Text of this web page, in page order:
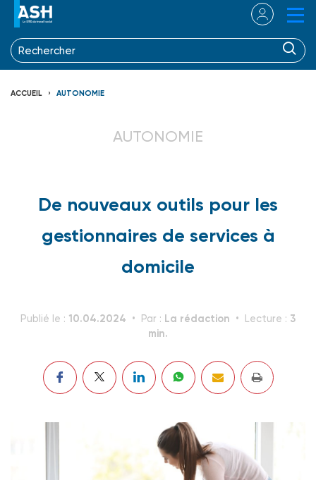
ACCUEIL AUTONOMIE
AUTONOMIE
De nouveaux outils pour les
gestionnaires de services à
domicile
Publié le : 10.04.2024 Par : La rédaction Lecture : 3
min.